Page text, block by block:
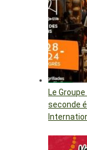
Le
seconde